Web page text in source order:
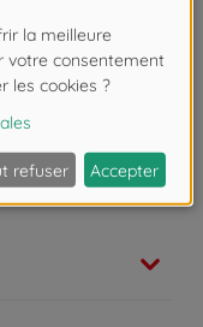
provides the
aux enfants de
lié à la
taille.